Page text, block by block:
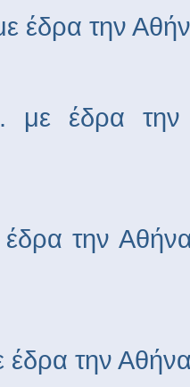
έδρα την
με έδρα την
την
έδρα την